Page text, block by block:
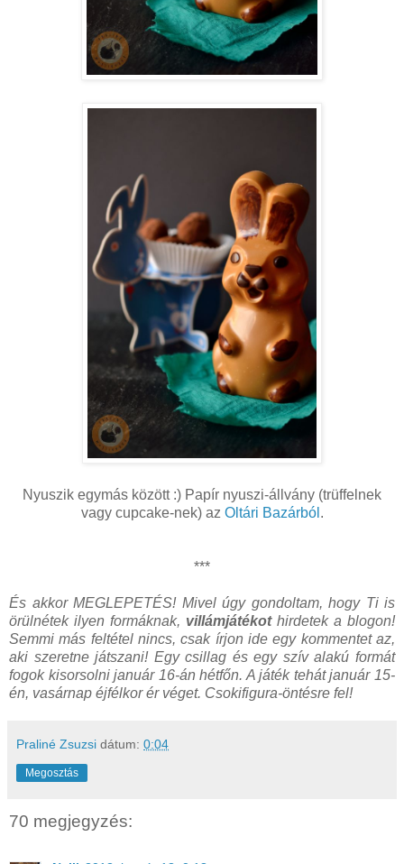
Nyuszik egymás között :) Papír nyuszi-állvány (trüffelnek
vagy cupcake-nek) az Oltári Bazárból .
***
És akkor MEGLEPETÉS! Mivel úgy gondoltam, hogy Ti is
örülnétek ilyen formáknak, villámjátékot hirdetek a blogon!
Semmi más feltétel nincs, csak írjon ide egy kommentet az,
aki szeretne játszani! Egy csillag és egy szív alakú formát
fogok kisorsolni január 16-án hétfőn. A játék tehát január 15-
én, vasárnap éjfélkor ér véget. Csokifigura-öntésre fel!
Praliné Zsuzsi dátum: 0:04
Megosztás
70 megjegyzés: